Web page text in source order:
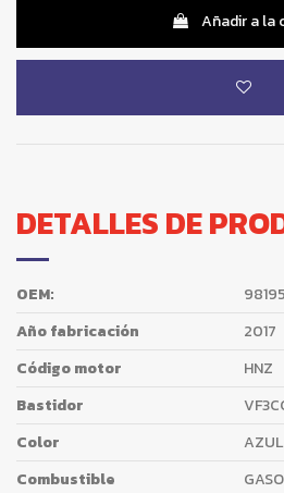
Añadir a la
DETALLES DE
OEM:
Año fabricación
2017
Código motor
HNZ
Bastidor
Color
AZUL
Combustible